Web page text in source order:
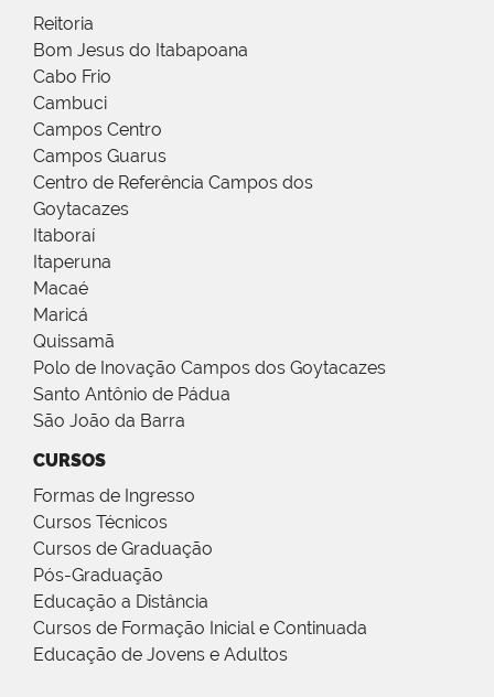
Reitoria
Bom Jesus do Itabapoana
Cabo Frio
Cambuci
Campos Centro
Campos Guarus
Centro de Referência Campos dos
Goytacazes
Itaboraí
Itaperuna
Macaé
Maricá
Quissamã
Polo de Inovação Campos dos Goytacazes
Santo Antônio de Pádua
São João da Barra
CURSOS
Formas de Ingresso
Cursos Técnicos
Cursos de Graduação
Pós-Graduação
Educação a Distância
Cursos de Formação Inicial e Continuada
Educação de Jovens e Adultos